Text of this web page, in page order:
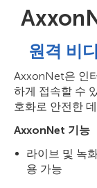
원격 비
AxxonNet은 인
하게 접속할 수
호화로 안전한
AxxonNet 기능
라이브 및 녹
용 가능